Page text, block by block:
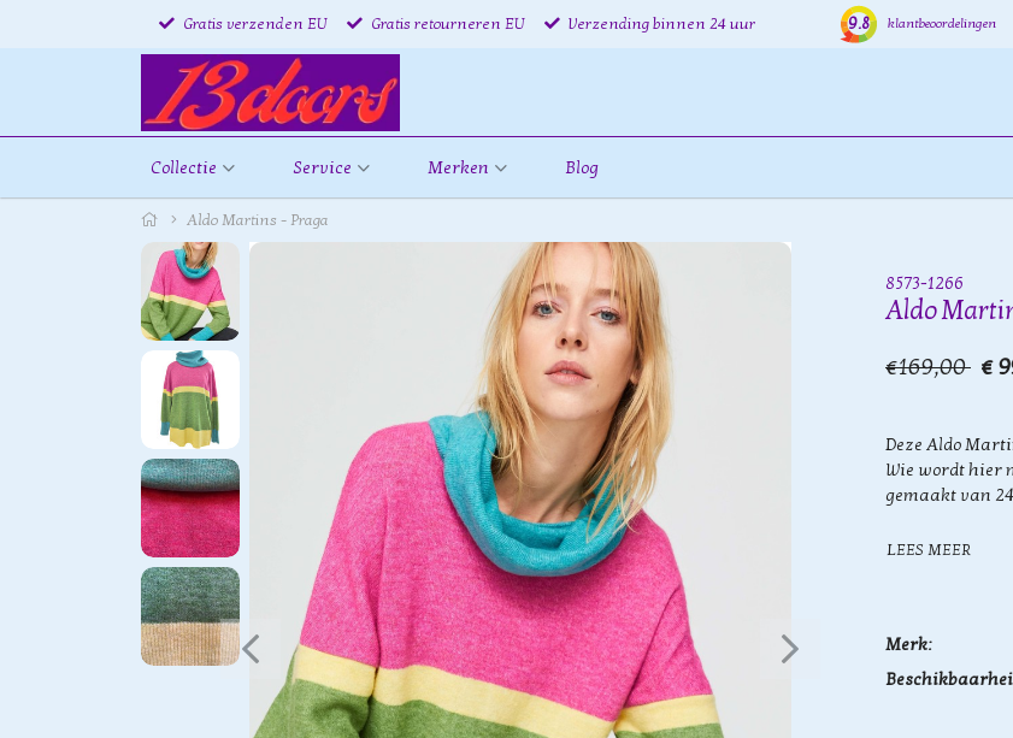
Gratis verzenden EU Gratis retourneren EU Verzending binnen 24 uur 9.8 klantbeoordelingen
Collectie Service Merken Blog
Aldo Martins - Praga
8573-1266
Aldo
€169,00 €
Deze Aldo
Wie wordt hier
gemaakt van
LEES MEER
Merk: